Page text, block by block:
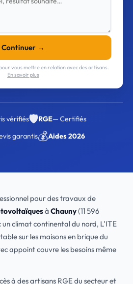
Continuer →
vous mettre en relation avec des artisans.
En savoir plus
vérifiés🛡️RGE— Certifiés
garantis💰Aides 2026
pour des travaux de
à Chauny(11 596
un climat continental du nord, L'ITE
sur les maisons en brique du
appoint couvre les besoins même
à des artisans RGE du secteur et